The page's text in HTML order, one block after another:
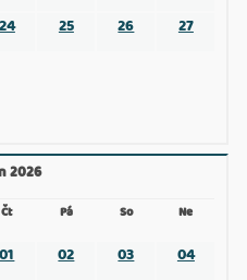
24 25 26
27
2026
Čt Pá So Ne
01 02 03
04